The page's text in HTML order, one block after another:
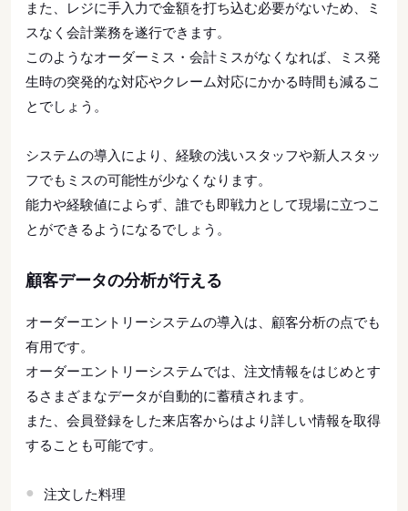
また、レジに手入力で金額を打ち込む必要がないため、ミ
スなく会計業務を遂行できます。
このようなオーダーミス・会計ミスがなくなれば、ミス発
生時の突発的な対応やクレーム対応にかかる時間も減るこ
とでしょう。
システムの導入により、経験の浅いスタッフや新人スタッ
フでもミスの可能性が少なくなります。
能力や経験値によらず、誰でも即戦力として現場に立つこ
とができるようになるでしょう。
顧客データの分析が行える
オーダーエントリーシステムの導入は、顧客分析の点でも
有用です。
オーダーエントリーシステムでは、注文情報をはじめとす
るさまざまなデータが自動的に蓄積されます。
また、会員登録をした来店客からはより詳しい情報を取得
することも可能です。
注文した料理